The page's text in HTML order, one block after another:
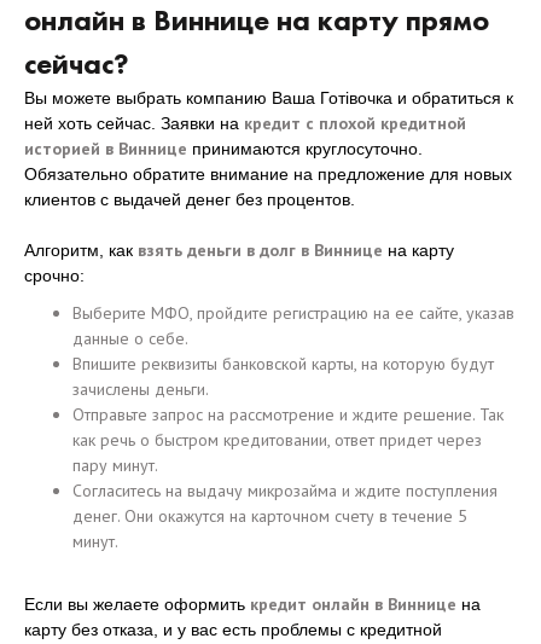
онлайн в Виннице на карту прямо
сейчас?
Вы можете выбрать компанию Ваша Готівочка и обратиться к
ней хоть сейчас. Заявки на кредит с плохой кредитной
историей в Виннице принимаются круглосуточно.
Обязательно обратите внимание на предложение для новых
клиентов с выдачей денег без процентов.
Алгоритм, как взять деньги в долг в Виннице на карту
срочно:
Выберите МФО, пройдите регистрацию на ее сайте, указав
данные о себе.
Впишите реквизиты банковской карты, на которую будут
зачислены деньги.
Отправьте запрос на рассмотрение и ждите решение. Так
как речь о быстром кредитовании, ответ придет через
пару минут.
Согласитесь на выдачу микрозайма и ждите поступления
денег. Они окажутся на карточном счету в течение 5
минут.
Если вы желаете оформить кредит онлайн в Виннице на
карту без отказа, и у вас есть проблемы с кредитной